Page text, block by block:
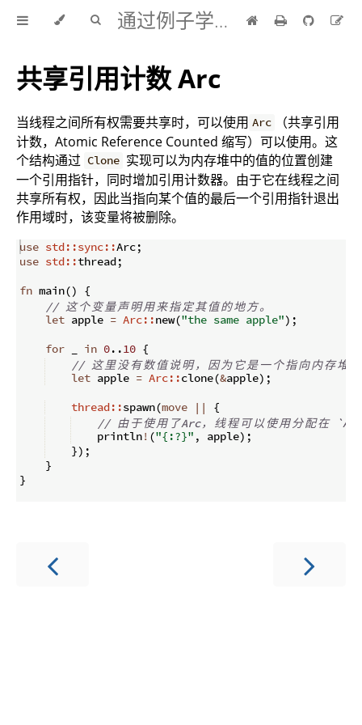
通过例子学 Rust 中文版
共享引用计数 Arc
当线程之间所有权需要共享时，可以使用 Arc
（共享引用
计数，Atomic Reference Counted 缩写）可以使用。这
个结构通过 Clone 实现可以为内存堆中的值的位置创建
一个引用指针，同时增加引用计数器。由于它在线程之间
共享所有权，因此当指向某个值的最后一个引用指针退出
作用域时，该变量将被删除。
use std::sync::Arc;
use std::thread;
fn main()
{
// 这 个 变 量声明用来指定其 值的地方。
let apple = Arc::new("the same apple") ;
for
in 0..10 {
// 这里没 有 数 值 说明 ， 因为 它是 一 个指向内存堆
let apple = Arc::clone(&apple) ;
thread::spawn(move ||
{
// 由 于 使用 了Arc ， 线程 可 以 使用 分配在
    println
! ("{:?}" , apple) ;
}) ;
}
}